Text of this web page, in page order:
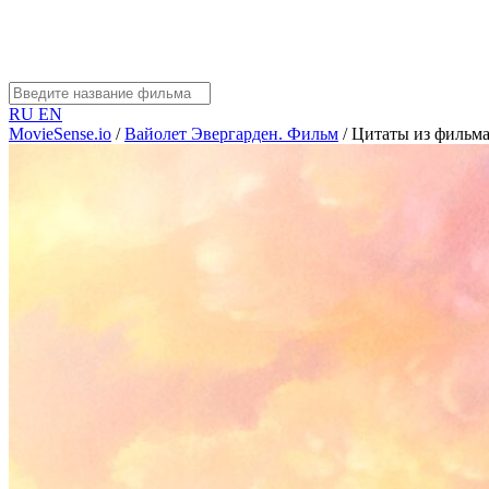
RU EN
MovieSense.io / Вайолет Эвергарден. Фильм / Цитаты из фильма